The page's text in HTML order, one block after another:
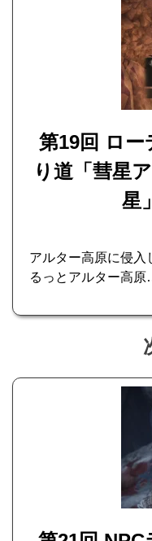
第19回 ロ
り道「彗星
星
アルター高原に侵入
るっとアルター高